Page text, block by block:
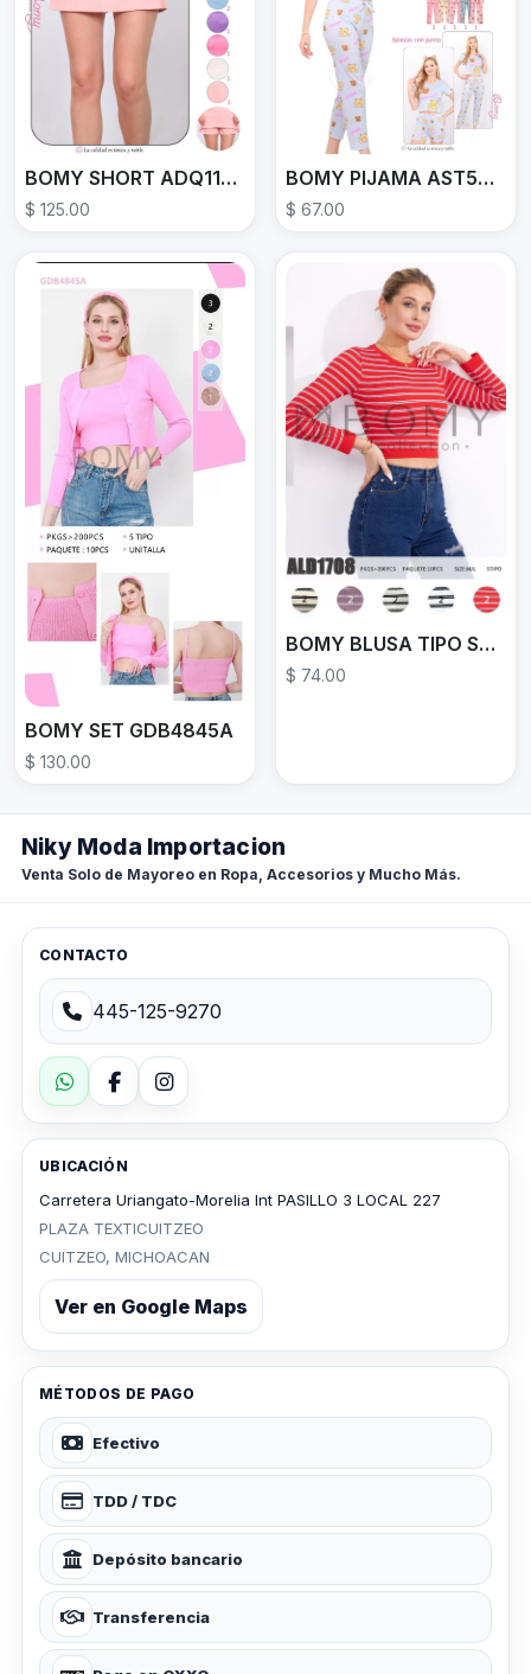
BOMY SHORT ADQ11449
$ 125.00
BOMY PIJAMA AST5685G
$ 67.00
BOMY SET GDB4845A
$ 130.00
BOMY BLUSA TIPO SUÉTER ALD1708
$ 74.00
Niky Moda Importacion
Venta Solo de Mayoreo en Ropa, Accesorios y Mucho Más.
CONTACTO
445-125-9270
UBICACIÓN
Carretera Uriangato-Morelia Int PASILLO 3 LOCAL 227
PLAZA TEXTICUITZEO
CUITZEO, MICHOACAN
Ver en Google Maps
MÉTODOS DE PAGO
Efectivo
TDD / TDC
Depósito bancario
Transferencia